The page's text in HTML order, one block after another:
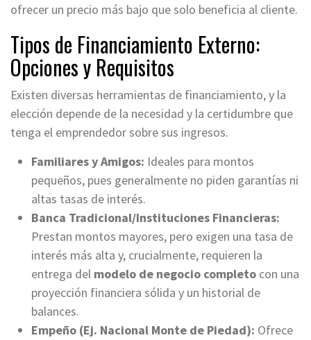
ofrecer un precio más bajo que solo beneficia al cliente.
Tipos de Financiamiento Externo:
Opciones y Requisitos
Existen diversas herramientas de financiamiento, y la
elección depende de la necesidad y la certidumbre que
tenga el emprendedor sobre sus ingresos.
Familiares y Amigos: Ideales para montos
pequeños, pues generalmente no piden garantías ni
altas tasas de interés.
Banca Tradicional/Instituciones Financieras:
Prestan montos mayores, pero exigen una tasa de
interés más alta y, crucialmente, requieren la
entrega del modelo de negocio completo con una
proyección financiera sólida y un historial de
balances.
Empeño (Ej. Nacional Monte de Piedad): Ofrece